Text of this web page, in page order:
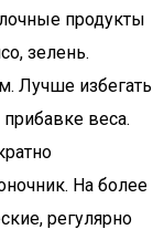
продукты
зелень.
Лучше избегать
веса.
На более
регулярно